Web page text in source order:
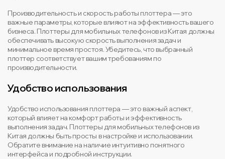
Производительность и скорость работы плоттера — это
важные параметры, которые влияют на эффективность вашего
бизнеса. Плоттеры для мобильных телефонов из Китая должны
обеспечивать высокую скорость выполнения задач и
минимальное время простоя. Убедитесь, что выбранный
плоттер соответствует вашим требованиям по
производительности.
Удобство использования
Удобство использования плоттера — это важный аспект,
который влияет на комфорт работы и эффективность
выполнения задач. Плоттеры для мобильных телефонов из
Китая должны быть просты в настройке и использовании.
Обратите внимание на наличие интуитивно понятного
интерфейса и подробной инструкции.